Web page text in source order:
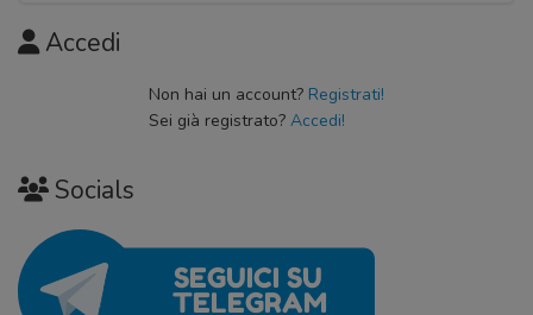
Accedi
Non hai un account? Registrati!
Sei già registrato? Accedi!
Socials